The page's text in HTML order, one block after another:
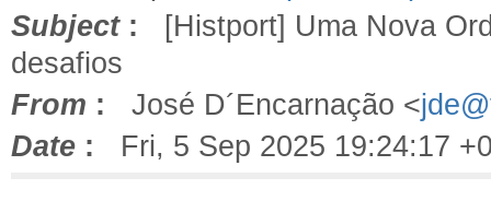
Subject: [Histport] Uma Nova
desafios
From : José D´Encarnação <
Date : Fri, 5 Sep 2025 19:24:17